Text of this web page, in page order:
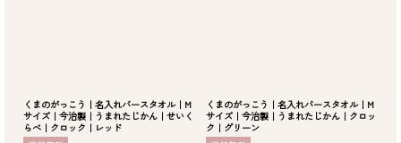
くまのがっこう｜名入れバースタオル｜M
サイズ｜今治製｜うまれたじかん｜せいく
らべ｜クロック｜レッド
くまのがっこう｜名入れバースタオル｜M
サイズ｜今治製｜うまれたじかん｜クロッ
ク｜グリーン